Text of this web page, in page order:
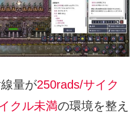
量が250rads/サイク
クル未満の環境を整え